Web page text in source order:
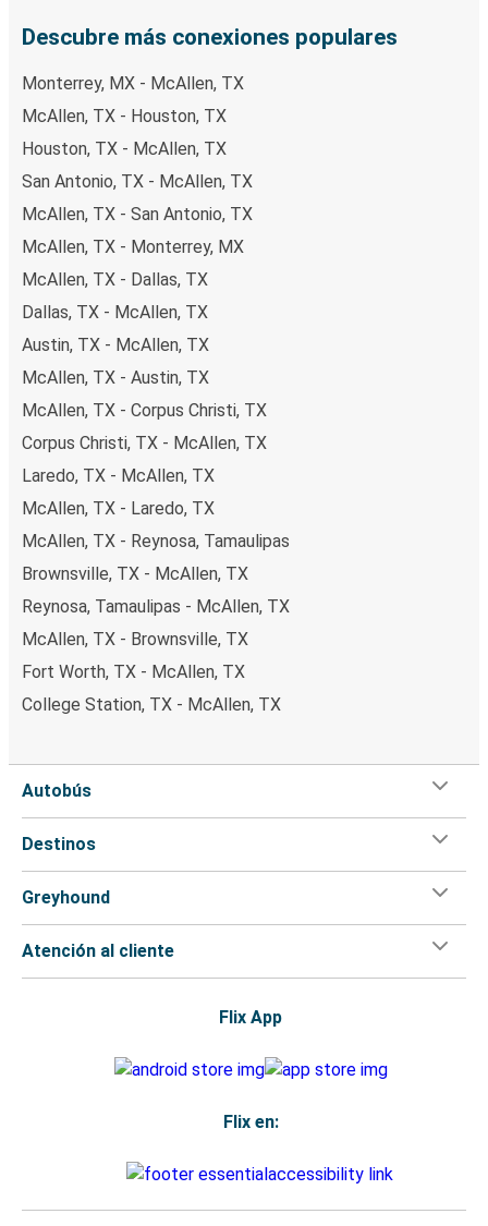
Descubre más conexiones populares
Monterrey, MX - McAllen, TX
McAllen, TX - Houston, TX
Houston, TX - McAllen, TX
San Antonio, TX - McAllen, TX
McAllen, TX - San Antonio, TX
McAllen, TX - Monterrey, MX
McAllen, TX - Dallas, TX
Dallas, TX - McAllen, TX
Austin, TX - McAllen, TX
McAllen, TX - Austin, TX
McAllen, TX - Corpus Christi, TX
Corpus Christi, TX - McAllen, TX
Laredo, TX - McAllen, TX
McAllen, TX - Laredo, TX
McAllen, TX - Reynosa, Tamaulipas
Brownsville, TX - McAllen, TX
Reynosa, Tamaulipas - McAllen, TX
McAllen, TX - Brownsville, TX
Fort Worth, TX - McAllen, TX
College Station, TX - McAllen, TX
Autobús
Destinos
Greyhound
Atención al cliente
Flix App
Flix en: